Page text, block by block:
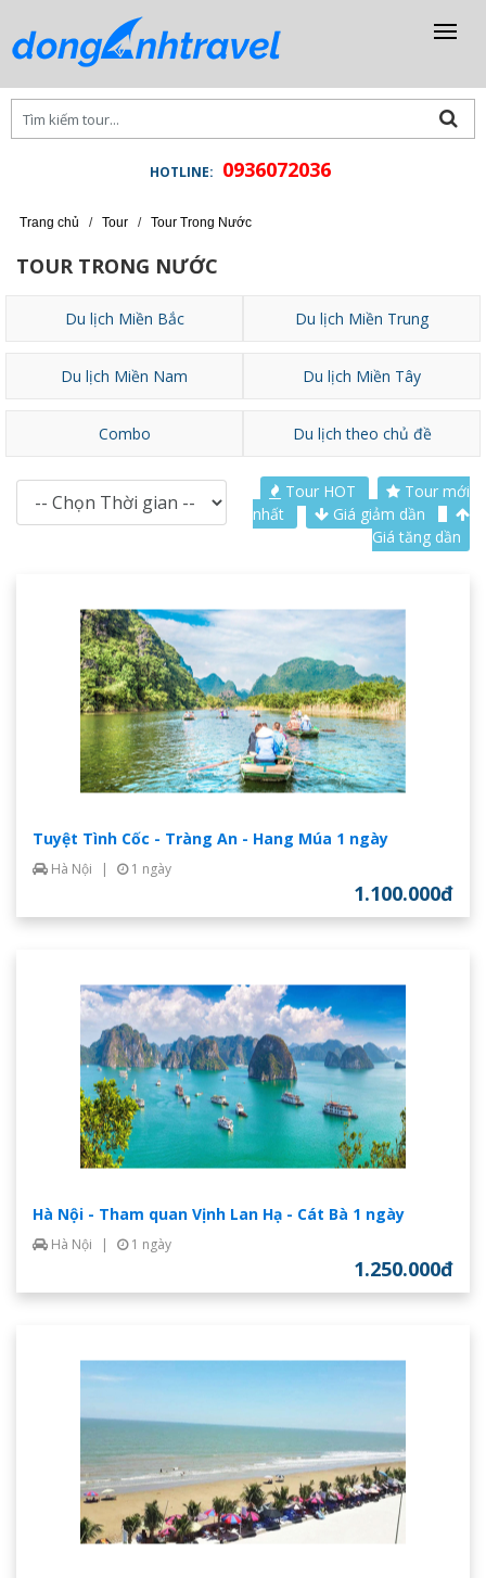
HOTLINE: 0936072036
Trang chủ / Tour / Tour Trong Nước
TOUR TRONG NƯỚC
Du lịch Miền Bắc Du lịch Miền Trung
Du lịch Miền Nam Du lịch Miền Tây
Combo Du lịch theo chủ đề
Tour HOT
Tour mới
nhất
Giá giảm dần
Giá tăng dần
Tuyệt Tình Cốc - Tràng An - Hang Múa 1 ngày
Hà Nội | 1 ngày
1.100.000đ
Hà Nội - Tham quan Vịnh Lan Hạ - Cát Bà 1 ngày
Hà Nội | 1 ngày
1.250.000đ